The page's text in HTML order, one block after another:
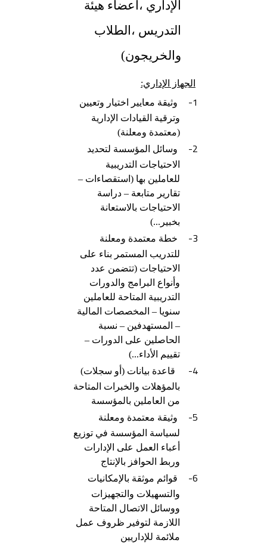
الإداري ،أعضاء هيئة
التدريس ،الطلاب
والخريجون)
الجهاز الإداري:
1-
وثيقة معايير اختيار وتعيين
وترقية القيادات الإدارية
(معتمدة ومعلنة)
2-
وسائل المؤسسة لتحديد
الاحتياجات التدريبية
للعاملين بها (استقصاءات –
تقارير متابعة – دراسة
الاحتياجات بالاستعانة
بخبير...)
3-
خطة معتمدة ومعلنة
للتدريب المستمر بناء على
الاحتياجات (تتضمن عدد
وأنواع البرامج والدورات
التدريبية المتاحة للعاملين
سنويا – المخصصات المالية
– المستهدفين – نسبة
الحاصلين على الدورات –
تقييم الأداء...)
4-
قاعدة بيانات (أو سجلات)
بالمؤهلات والخبرات المتاحة
من العاملين بالمؤسسة
5-
وثيقة معتمدة ومعلنة
لسياسة المؤسسة في توزيع
أعباء العمل على الإدارات
وربط الحوافز بالإنتاج
6-
قوائم موثقة بالإمكانيات
والتسهيلات والتجهيزات
ووسائل الاتصال المتاحة
اللازمة لتوفير ظروف عمل
ملائمة للإداريين